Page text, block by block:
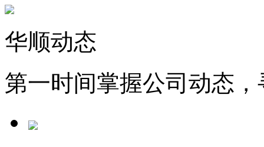
华顺动态
第一时间掌握公司动态